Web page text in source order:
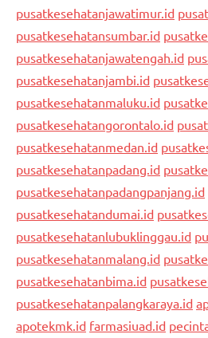
pusatkesehatanjawatimur.id
pusatkesehatansumbar.id
pusatkesehatanjawatengah.id
pusatkesehatanjambi.id
pusatkesehatanmaluku.id
pusatkesehatangorontalo.id
pusatkesehatanmedan.id
pusatkesehatanpadang.id
pusatkesehatanpadangpanjang.id
pusatkesehatandumai.id
pusatkesehatanlubuklinggau.id
pusatkesehatanmalang.id
pusatkesehatanbima.id
pusatkesehatanpalangkaraya.id
apotekmk.id farmasiuad.id